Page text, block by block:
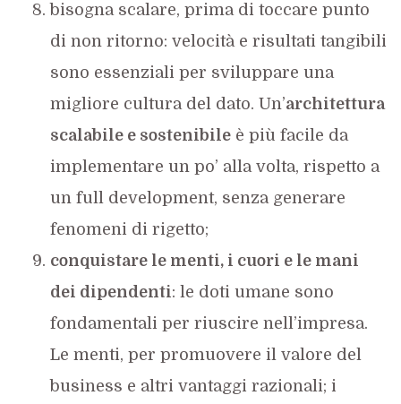
bisogna scalare, prima di toccare punto
di non ritorno: velocità e risultati tangibili
sono essenziali per sviluppare una
migliore cultura del dato. Un’architettura
scalabile e sostenibileè più facile da
implementare un po’ alla volta, rispetto a
un full development, senza generare
fenomeni di rigetto;
conquistare le menti, i cuori e le mani
dei dipendenti: le doti umane sono
fondamentali per riuscire nell’impresa.
Le menti, per promuovere il valore del
business e altri vantaggi razionali; i